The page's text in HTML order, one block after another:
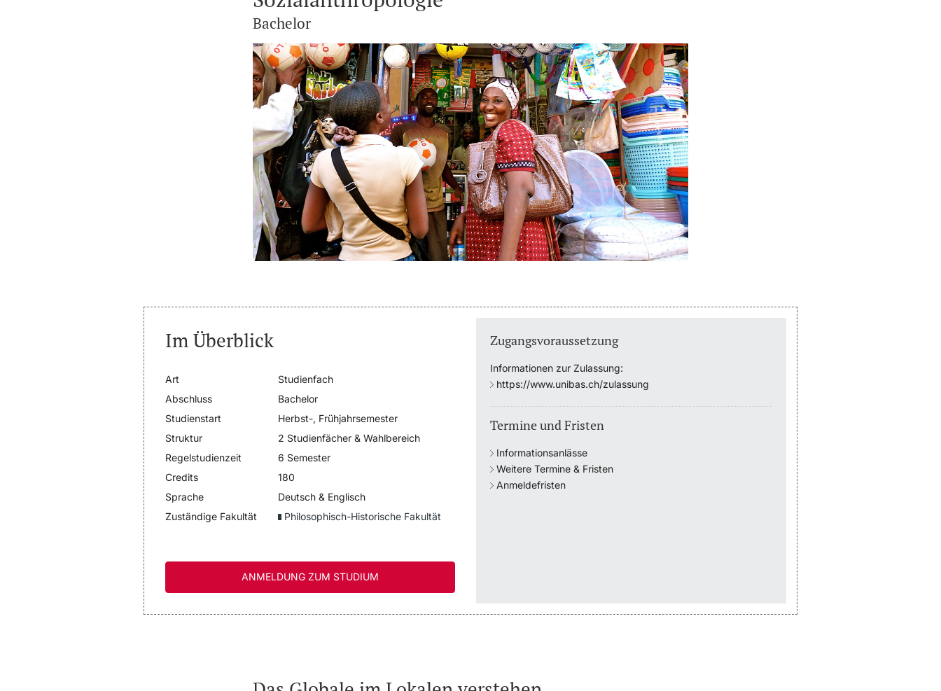
Bachelor
Im Überblick
Art
Studienfach
Abschluss
Bachelor
Studienstart
Herbst-, Frühjahrsemester
Struktur
2 Studienfächer & Wahlbereich
Regelstudienzeit
6 Semester
Credits
180
Sprache
Deutsch & Englisch
Zuständige Fakultät
Philosophisch-Historische Fakultät
ANMELDUNG ZUM STUDIUM
Zugangsvoraussetzung
Informationen zur Zulassung:
https://www.unibas.ch/zulassung
Termine und Fristen
Informationsanlässe
Weitere Termine & Fristen
Anmeldefristen